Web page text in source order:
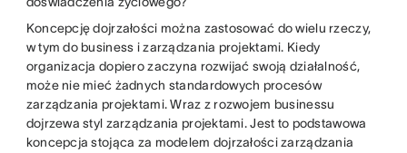
Koncepcję dojrzałości można zastosować do wielu rzeczy,
w tym do business i zarządzania projektami. Kiedy
organizacja dopiero zaczyna rozwijać swoją działalność,
może nie mieć żadnych standardowych procesów
zarządzania projektami. Wraz z rozwojem businessu
dojrzewa styl zarządzania projektami. Jest to podstawowa
koncepcja stojąca za modelem dojrzałości zarządzania